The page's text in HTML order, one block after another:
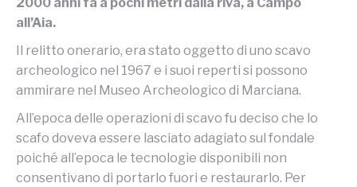
2000 anni fa a pochi metri dalla riva, a Campo
all’Aia.
Il relitto onerario, era stato oggetto di uno scavo
archeologico nel 1967 e i suoi reperti si possono
ammirare nel Museo Archeologico di Marciana.
All’epoca delle operazioni di scavo fu deciso che lo
scafo doveva essere lasciato adagiato sul fondale
poiché all’epoca le tecnologie disponibili non
consentivano di portarlo fuori e restaurarlo. Per